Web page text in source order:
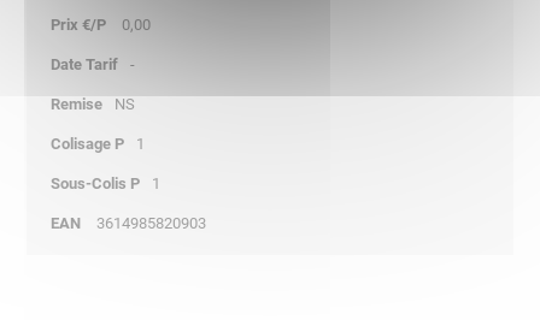
0,00
-
NS
1
1
3614985820903